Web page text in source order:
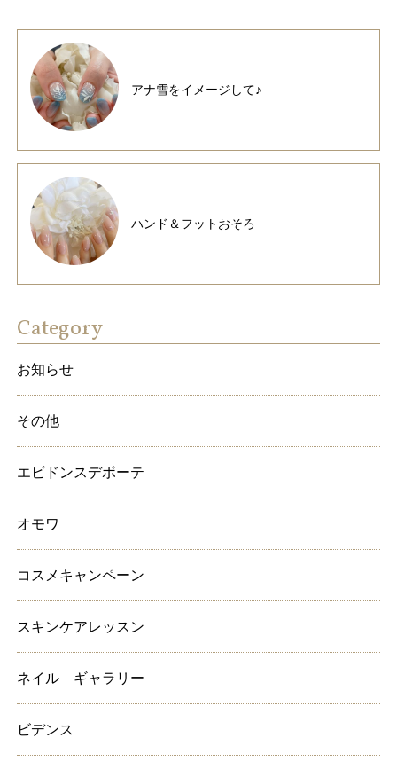
アナ雪をイメージして♪
ハンド＆フットおそろ
Category
お知らせ
その他
エビドンスデボーテ
オモワ
コスメキャンペーン
スキンケアレッスン
ネイル ギャラリー
ビデンス